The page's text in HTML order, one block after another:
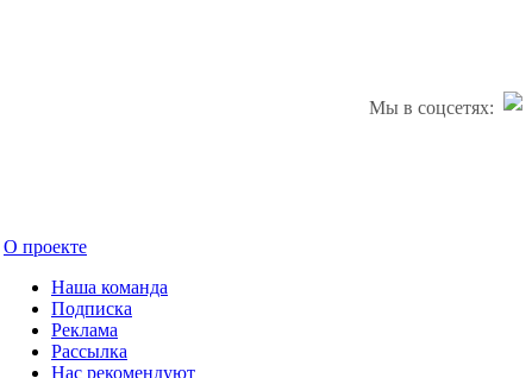
Мы в соцсетях:
О проекте
Наша команда
Подписка
Реклама
Рассылка
Нас рекомендуют